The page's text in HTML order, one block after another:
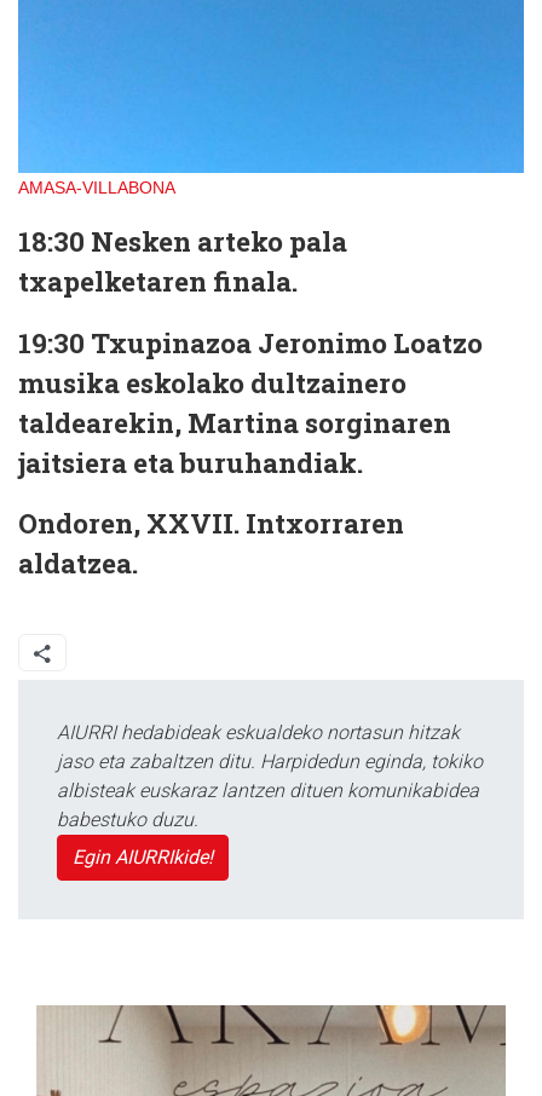
AMASA-VILLABONA
18:30 Nesken arteko pala
txapelketaren finala.
19:30 Txupinazoa Jeronimo Loatzo
musika eskolako dultzainero
taldearekin, Martina sorginaren
jaitsiera eta buruhandiak.
Ondoren, XXVII. Intxorraren
aldatzea.
AIURRI hedabideak eskualdeko nortasun hitzak
jaso eta zabaltzen ditu. Harpidedun eginda, tokiko
albisteak euskaraz lantzen dituen komunikabidea
babestuko duzu.
Egin AIURRIkide!